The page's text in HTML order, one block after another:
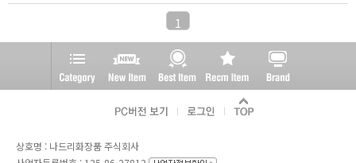
1
상호명 : 나드리화장품 주식회사